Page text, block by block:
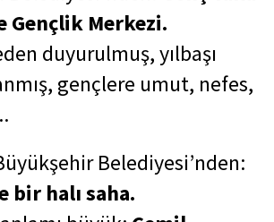
Gençlik Merkezi.
duyurulmuş, yılbaşı
gençlere umut, nefes,
Belediyesi’nden:
bir halı saha.